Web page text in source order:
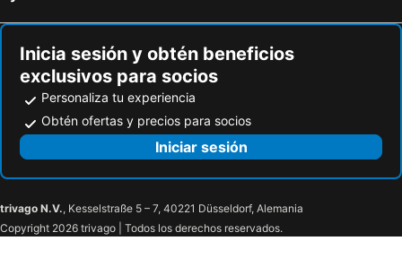
San Antonio Marriott Riverwalk
Super 8 by Wyndham San Antonio Airport North
Embassy Suites by Hilton San Antonio Brooks Hotel & Spa
Inicia sesión y obtén beneficios
exclusivos para socios
Personaliza tu experiencia
Obtén ofertas y precios para socios
Iniciar sesión
trivago N.V., Kesselstraße 5 – 7, 40221 Düsseldorf, Alemania
Copyright 2026 trivago | Todos los derechos reservados.